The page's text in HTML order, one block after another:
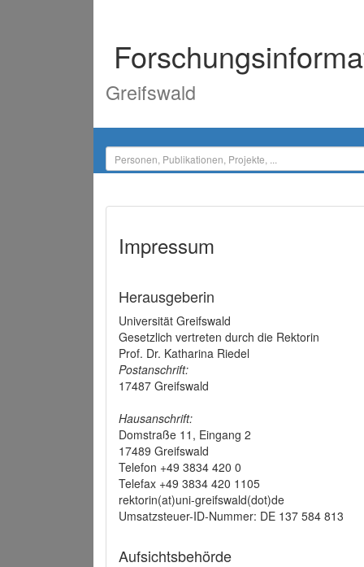
Greifswald
Impressum
Herausgeberin
Universität Greifswald
Gesetzlich vertreten durch die Rektorin
Prof. Dr. Katharina Riedel
Postanschrift:
17487 Greifswald
Hausanschrift:
Domstraße 11, Eingang 2
17489 Greifswald
Telefon +49 3834 420 0
Telefax +49 3834 420 1105
rektorin(at)uni-greifswald(dot)de
Umsatzsteuer-ID-Nummer: DE 137 584 813
Aufsichtsbehörde